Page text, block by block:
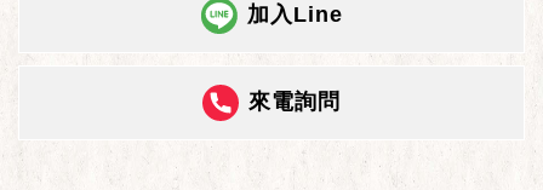
加入Line
來電詢問